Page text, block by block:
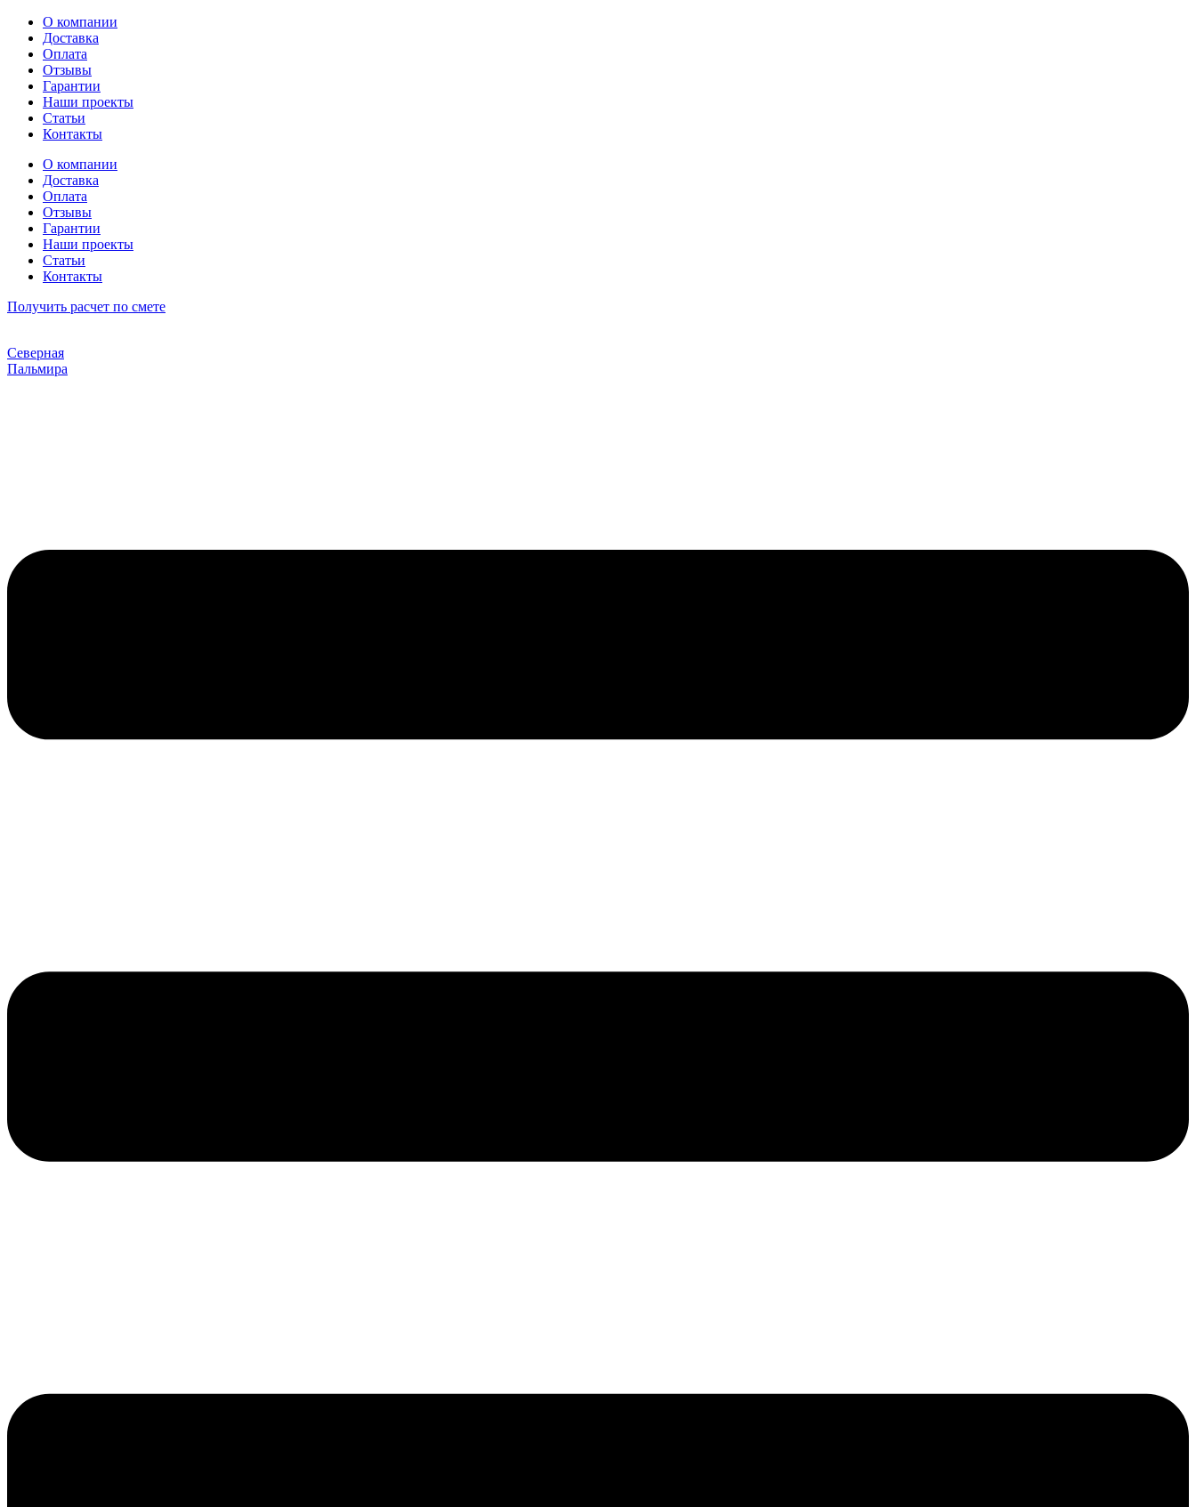
Перейти
содержимому
О компании
Доставка
Оплата
Отзывы
Гарантии
Наши проекты
Статьи
Контакты
О компании
Доставка
Оплата
Отзывы
Гарантии
Наши проекты
Статьи
Контакты
Получить расчет по смете
Северная
Пальмира